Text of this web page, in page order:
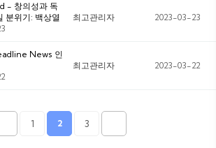
- 창의성과 독
분위기: 백상열
최고관리자 2023-03-23
News 인
최고관리자 2023-03-22
1 2 3